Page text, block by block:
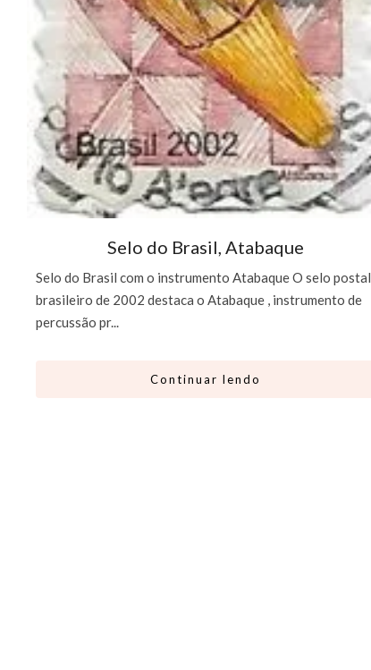
Selo do Brasil, Atabaque
Selo do Brasil com o instrumento Atabaque O selo postal
brasileiro de 2002 destaca o Atabaque , instrumento de
percussão pr...
Continuar lendo